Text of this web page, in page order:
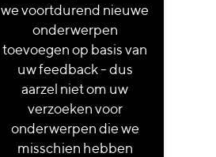
we voortdurend nieuwe
onderwerpen
toevoegen op basis van
uw feedback - dus
aarzel niet om uw
verzoeken voor
onderwerpen die we
misschien hebben